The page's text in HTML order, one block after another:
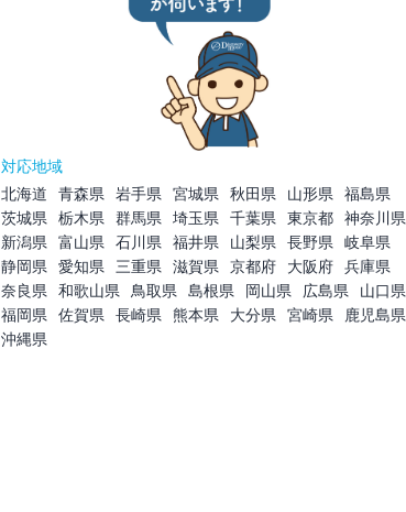
対応地域
北海道
青森県 岩手県 宮城県 秋田県 山形県
福島県
茨城県
栃木県 群馬県 埼玉県 千葉県 東京都
神奈川県
新潟県
富山県 石川県 福井県 山梨県 長野県
岐阜県
静岡県
愛知県 三重県 滋賀県 京都府 大阪府
兵庫県
奈良県
和歌山県 鳥取県 島根県 岡山県 広島県
山口県
福岡県
佐賀県 長崎県 熊本県 大分県 宮崎県
鹿児島県
沖縄県